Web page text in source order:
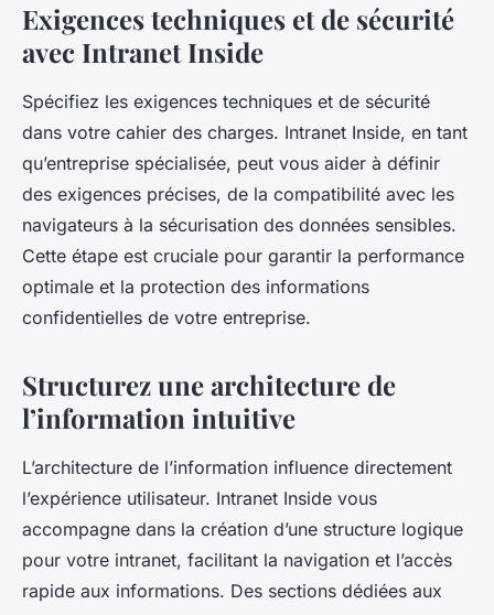
Exigences techniques et de sécurité
avec Intranet Inside
Spécifiez les exigences techniques et de sécurité
dans votre cahier des charges. Intranet Inside, en tant
qu’entreprise spécialisée, peut vous aider à définir
des exigences précises, de la compatibilité avec les
navigateurs à la sécurisation des données sensibles.
Cette étape est cruciale pour garantir la performance
optimale et la protection des informations
confidentielles de votre entreprise.
Structurez une architecture de
l’information intuitive
L’architecture de l’information influence directement
l’expérience utilisateur. Intranet Inside vous
accompagne dans la création d’une structure logique
pour votre intranet, facilitant la navigation et l’accès
rapide aux informations. Des sections dédiées aux